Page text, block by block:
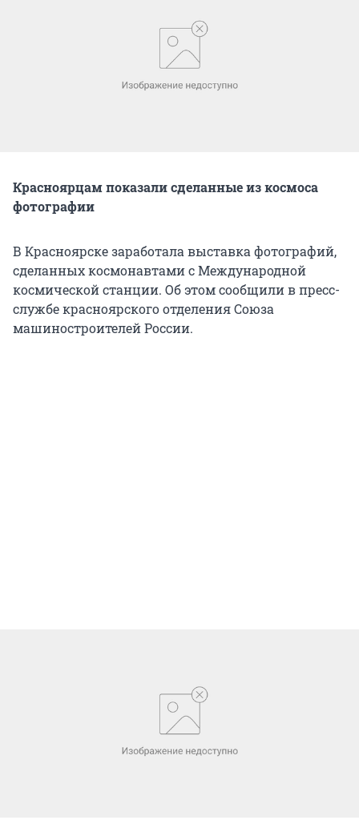
Красноярцам показали сделанные из космоса
фотографии
В Красноярске заработала выставка фотографий,
сделанных космонавтами с Международной
космической станции. Об этом сообщили в пресс-
службе красноярского отделения Союза
машиностроителей России.